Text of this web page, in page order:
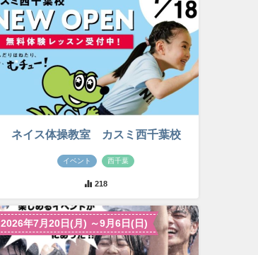
ネイス体操教室 カスミ西千葉校
イベント 西千葉
218
2026年7月20日(月) ～9月6日(日)